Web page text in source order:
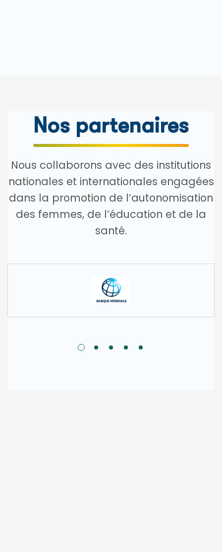
Nos partenaires
Nous collaborons avec des institutions
nationales et internationales engagées
dans la promotion de l’autonomisation
des femmes, de l’éducation et de la
santé.